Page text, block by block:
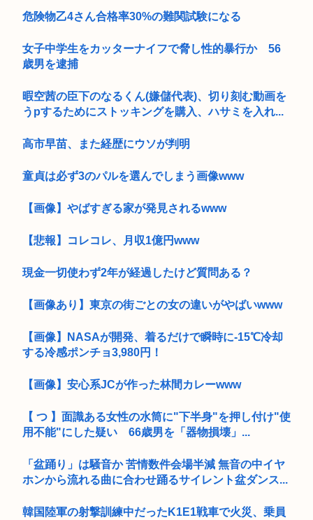
危険物乙4さん合格率30%の難関試験になる
女子中学生をカッターナイフで脅し性的暴行か 56
歳男を逮捕
暇空茜の臣下のなるくん(嫌儲代表)、切り刻む動画を
うpするためにストッキングを購入、ハサミを入れ...
高市早苗、また経歴にウソが判明
童貞は必ず3のパルを選んでしまう画像www
【画像】やばすぎる家が発見されるwww
【悲報】コレコレ、月収1億円www
現金一切使わず2年が経過したけど質問ある？
【画像あり】東京の街ごとの女の違いがやばいwww
【画像】NASAが開発、着るだけで瞬時に-15℃冷却
する冷感ポンチョ3,980円！
【画像】安心系JCが作った林間カレーwww
【 つ 】面識ある女性の水筒に"下半身"を押し付け"使
用不能"にした疑い 66歳男を「器物損壊」...
「盆踊り」は騒音か 苦情数件会場半減 無音の中イヤ
ホンから流れる曲に合わせ踊るサイレント盆ダンス...
韓国陸軍の射撃訓練中だったK1E1戦車で火災、乗員